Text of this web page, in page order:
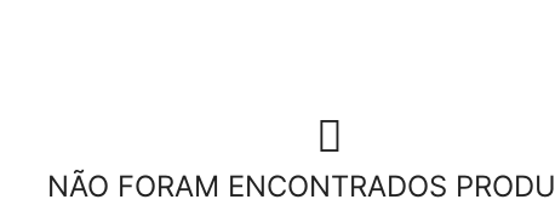
NÃO FORAM ENCONTRADOS